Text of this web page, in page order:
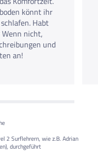
könnt ihr
Habt
nicht,
und
an!
2 Surflehrern, wie z.B. Adrian
durchgeführt